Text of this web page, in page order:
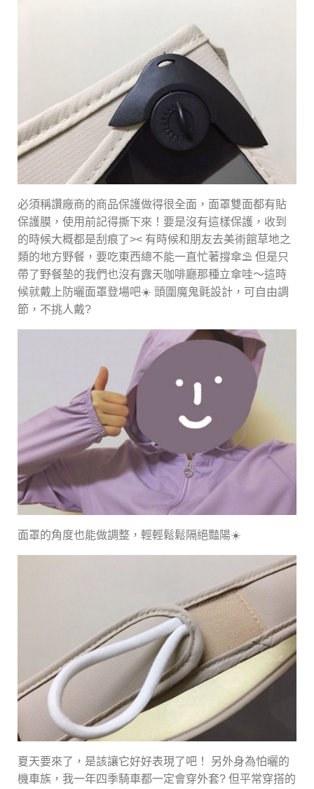
必須稱讚廠商的商品保護做得很全面，面罩雙面都有貼
保護膜，使用前記得撕下來！要是沒有這樣保護，收到
的時候大概都是刮痕了>< 有時候和朋友去美術館草地之
類的地方野餐，要吃東西總不能一直忙著撐傘⛱ 但是只
帶了野餐墊的我們也沒有露天咖啡廳那種立傘哇～這時
候就戴上防曬面罩登場吧☀️ 頭圍魔鬼氈設計，可自由調
節，不挑人戴?
面罩的角度也能做調整，輕輕鬆鬆隔絕豔陽☀️
夏天要來了，是該讓它好好表現了吧！ 另外身為怕曬的
機車族，我一年四季騎車都一定會穿外套? 但平常穿搭的